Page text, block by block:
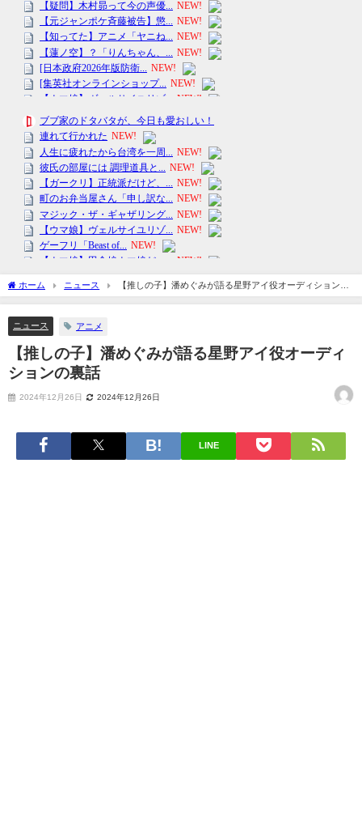
ホーム ニュース
【推しの子】潘めぐみが語る星野アイ役オーディションの
裏話
ニュース アニメ
【推しの子】潘めぐみが語る星野アイ役オーディ
ションの裏話
2024年12月26日 2024年12月26日
LINE